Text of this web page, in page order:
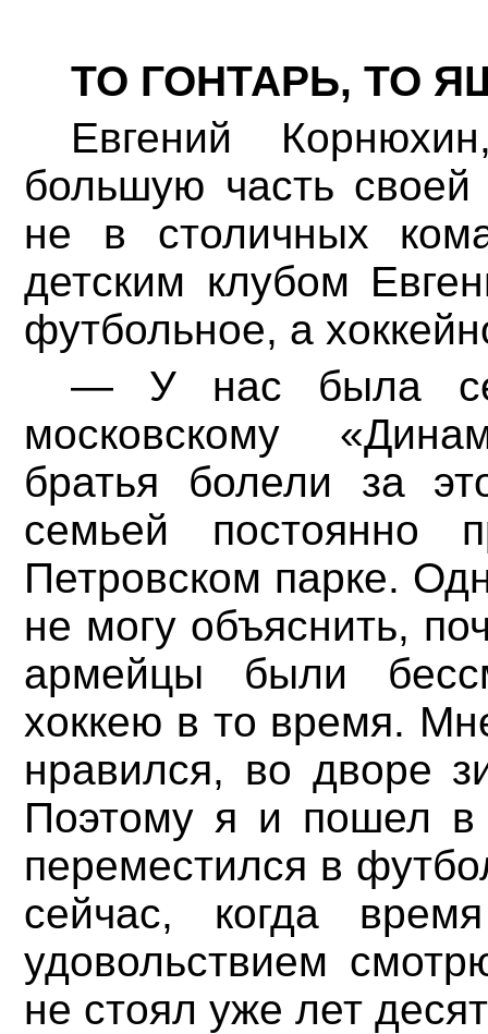
ТО ГОНТАРЬ, ТО
Евгений
большую часть
не в столичных
детским клубом
футбольное, а
— У нас была
московскому
братья болели за
семьей постоянно
Петровском парке.
не могу объяснить,
армейцы были
хоккею в то время.
нравился, во дворе
Поэтому я и пошел в
переместился в
сейчас, когда
удовольствием
не стоял уже лет